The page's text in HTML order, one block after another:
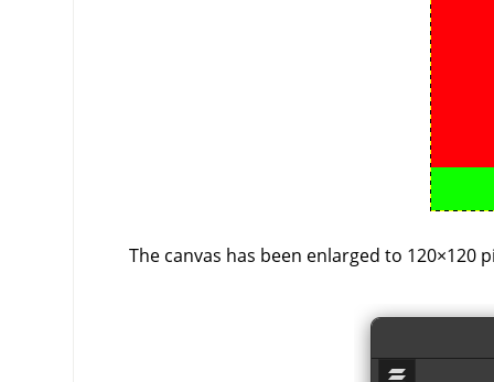
The canvas has been enlarged to